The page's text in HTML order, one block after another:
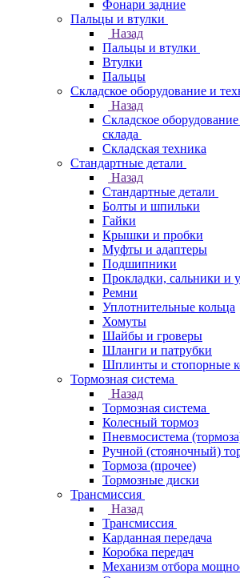
Фонари задние
Пальцы и втулки
Назад
Пальцы и втулки
Втулки
Пальцы
Складское оборудование и
Назад
Складское
склада
Складская техника
Стандартные детали
Назад
Стандартные детали
Болты и шпильки
Гайки
Крышки и пробки
Муфты и адаптеры
Подшипники
Прокладки, сальники и
Ремни
Уплотнительные кольца
Хомуты
Шайбы и гроверы
Шланги и патрубки
Шплинты и стопорные
Тормозная система
Назад
Тормозная система
Колесный тормоз
Пневмосиcтема
Ручной (стояночный)
Тормоза (прочее)
Тормозные диски
Трансмиссия
Назад
Трансмиссия
Карданная передача
Коробка передач
Механизм отбора